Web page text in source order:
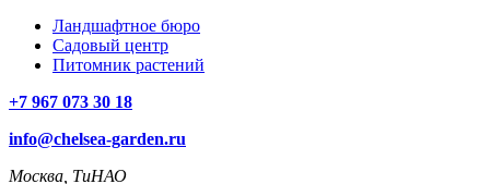
Ландшафтное бюро
Садовый центр
Питомник растений
+7 967 073 30 18
info@chelsea-garden.ru
Москва, ТиНАО